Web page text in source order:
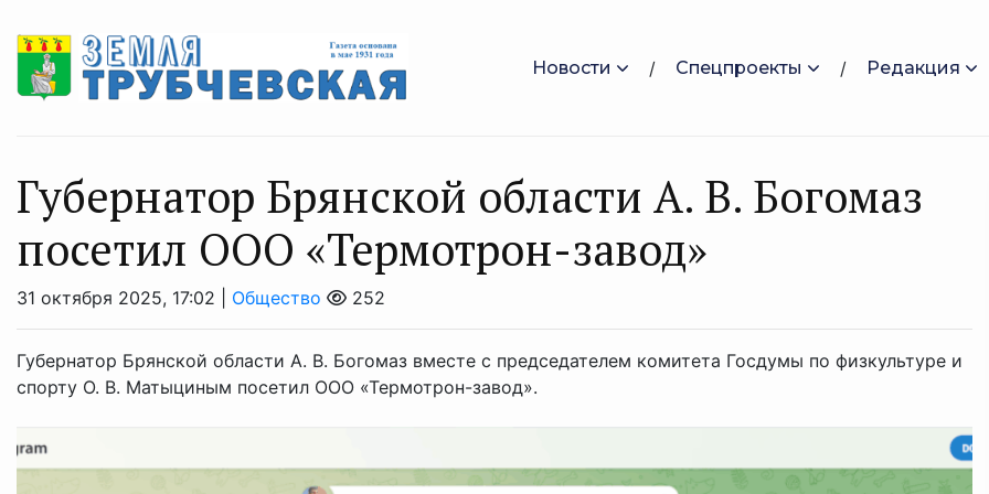
Новости Спецпроекты Редакция
Губернатор Брянской области А. В. Богомаз
посетил ООО «Термотрон-завод»
31 октября 2025, 17:02 | Общество 252
Губернатор Брянской области А. В. Богомаз вместе с председателем комитета Госдумы по физкультуре и
спорту О. В. Матыциным посетил ООО «Термотрон-завод».